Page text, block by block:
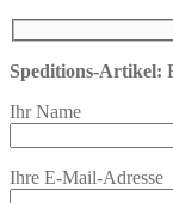
Speditions-Artikel:
Ihr Name
Ihre E-Mail-Adresse